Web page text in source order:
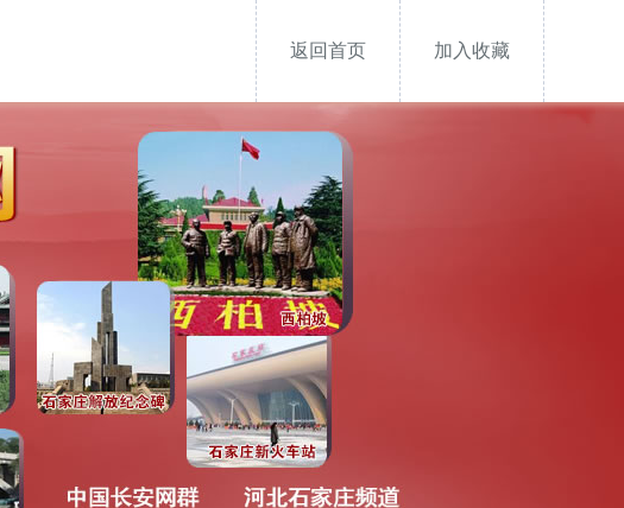
加入收藏
返回首页